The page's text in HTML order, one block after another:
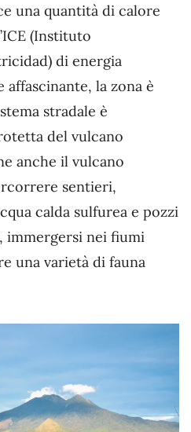
una quantità di calore
(Instituto
di energia
affascinante, la zona è
stradale è
del vulcano
anche il vulcano
sentieri,
calda sulfurea e pozzi
immergersi nei fiumi
una varietà di fauna